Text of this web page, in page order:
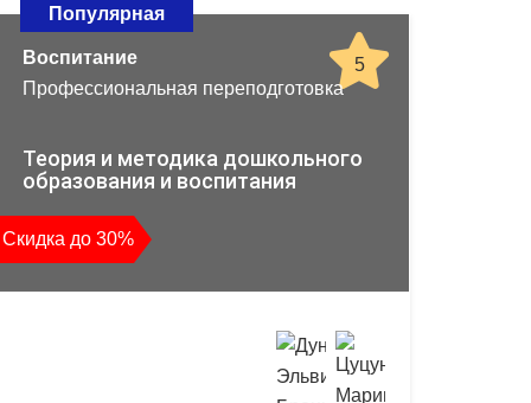
Популярная
5
Воспитание
Профессиональная переподготовка
Теория и методика дошкольного
образования и воспитания
Скидка до 30%